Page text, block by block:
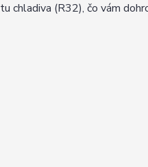
chladiva (R32), čo vám